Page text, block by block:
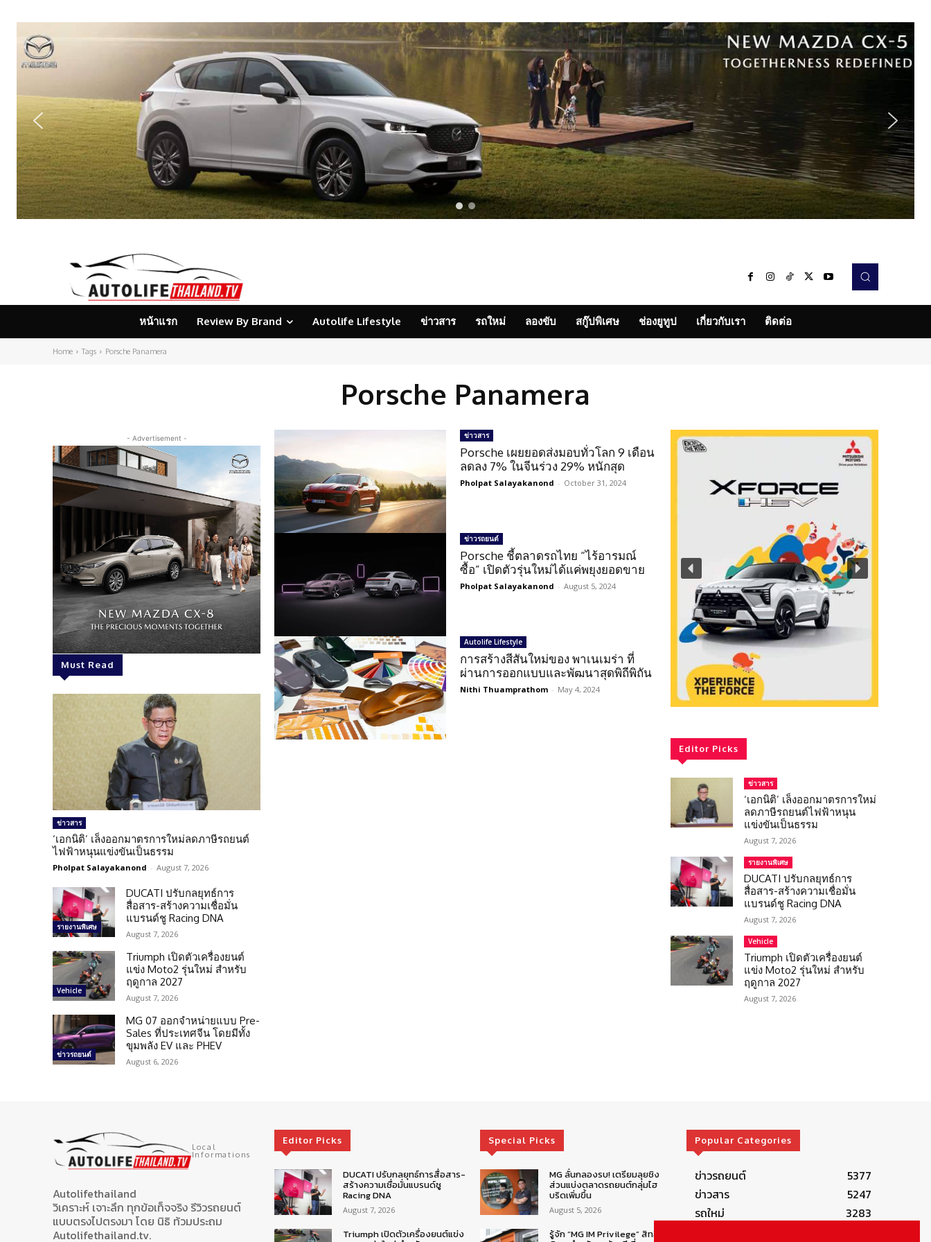
หน้าแรก Review By Brand Autolife Lifestyle ข่าวสาร รถใหม่ ลองขับ สกู๊ปพิเศษ ช่องยูทูป เกี่ยวกับเรา ติดต่อ
Home Tags Porsche Panamera
Porsche Panamera
- Advertisement -
Must Read
ข่าวสาร
‘เอกนิติ’ เล็งออกมาตรการใหม่ลดภาษีรถยนต์
ไฟฟ้าหนุนแข่งขันเป็นธรรม
Pholpat Salayakanond - August 7, 2026
รายงานพิเศษ
DUCATI ปรับกลยุทธ์การ
สื่อสาร-สร้างความเชื่อมั่น
แบรนด์ชู Racing DNA
August 7, 2026
Vehicle
Triumph เปิดตัวเครื่องยนต์
แข่ง Moto2 รุ่นใหม่ สำหรับ
ฤดูกาล 2027
August 7, 2026
ข่าวรถยนต์
MG 07 ออกจำหน่ายแบบ Pre-
Sales ที่ประเทศจีน โดยมีทั้ง
ขุมพลัง EV และ PHEV
August 6, 2026
ข่าวสาร
Porsche เผยยอดส่งมอบทั่วโลก 9 เดือน
ลดลง 7% ในจีนร่วง 29% หนักสุด
Pholpat Salayakanond - October 31, 2024
ข่าวรถยนต์
Porsche ชี้ตลาดรถไทย “ไร้อารมณ์
ซื้อ” เปิดตัวรุ่นใหม่ได้แค่พยุงยอดขาย
Pholpat Salayakanond - August 5, 2024
Autolife Lifestyle
การสร้างสีสันใหม่ของ พาเนเมร่า ที่
ผ่านการออกแบบและพัฒนาสุดพิถีพิถัน
Nithi Thuamprathom - May 4, 2024
Editor Picks
ข่าวสาร
‘เอกนิติ’ เล็งออกมาตรการใหม่
ลดภาษีรถยนต์ไฟฟ้าหนุน
แข่งขันเป็นธรรม
August 7, 2026
รายงานพิเศษ
DUCATI ปรับกลยุทธ์การ
สื่อสาร-สร้างความเชื่อมั่น
แบรนด์ชู Racing DNA
August 7, 2026
Vehicle
Triumph เปิดตัวเครื่องยนต์
แข่ง Moto2 รุ่นใหม่ สำหรับ
ฤดูกาล 2027
August 7, 2026
Local
Informations
Autolifethailand
วิเคราะห์ เจาะลึก ทุกข้อเท็จจริง รีวิวรถยนต์
แบบตรงไปตรงมา โดย นิธิ ท้วมประถม
Autolifethailand.tv.
Editor Picks
DUCATI ปรับกลยุทธ์การสื่อสาร-
สร้างความเชื่อมั่นแบรนด์ชู
Racing DNA
August 7, 2026
Triumph เปิดตัวเครื่องยนต์แข่ง
Special Picks
MG ลั่นกลองรบ! เตรียมลุยชิง
ส่วนแบ่งตลาดรถยนต์กลุ่มไฮ
บริดเพิ่มขึ้น
August 5, 2026
รู้จัก “MG IM Privilege” สิทธิ
Popular Categories
ข่าวรถยนต์
5377
ข่าวสาร
5247
รถใหม่
3283